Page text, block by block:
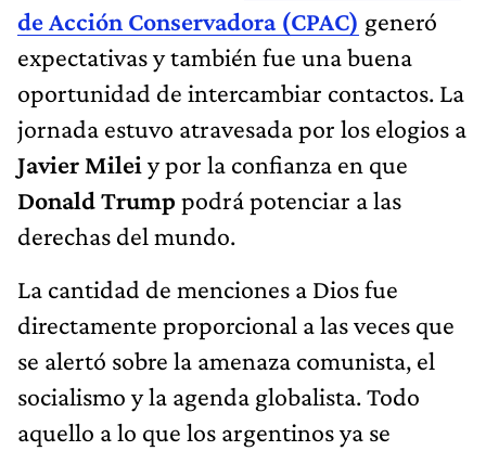
de Acción Conservadora (CPAC) generó
expectativas y también fue una buena
oportunidad de intercambiar contactos. La
jornada estuvo atravesada por los elogios a
Javier Milei y por la confianza en que
Donald Trump podrá potenciar a las
derechas del mundo.
La cantidad de menciones a Dios fue
directamente proporcional a las veces que
se alertó sobre la amenaza comunista, el
socialismo y la agenda globalista. Todo
aquello a lo que los argentinos ya se